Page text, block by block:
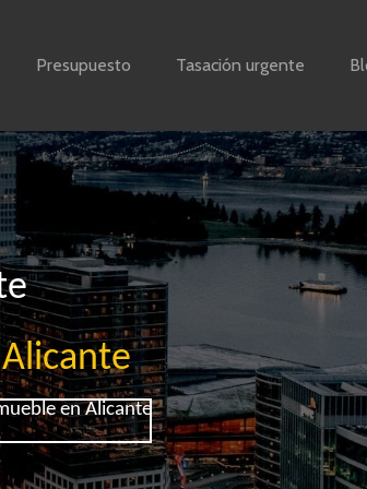
Presupuesto Tasación urgente
en Alicante